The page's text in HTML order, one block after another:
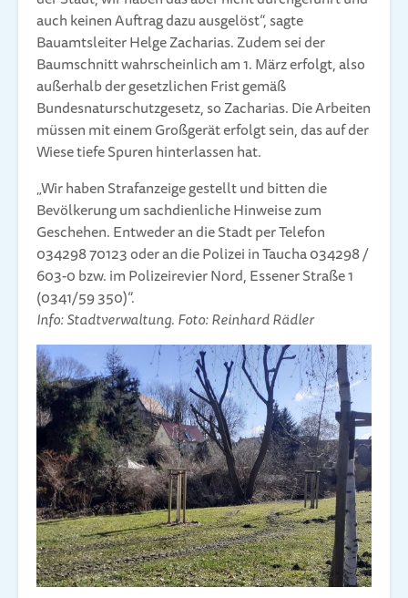
auch keinen Auftrag dazu ausgelöst“, sagte
Bauamtsleiter Helge Zacharias. Zudem sei der
Baumschnitt wahrscheinlich am 1. März erfolgt, also
außerhalb der gesetzlichen Frist gemäß
Bundesnaturschutzgesetz, so Zacharias. Die Arbeiten
müssen mit einem Großgerät erfolgt sein, das auf der
Wiese tiefe Spuren hinterlassen hat.
„Wir haben Strafanzeige gestellt und bitten die
Bevölkerung um sachdienliche Hinweise zum
Geschehen. Entweder an die Stadt per Telefon
034298 70123 oder an die Polizei in Taucha 034298 /
603-0 bzw. im Polizeirevier Nord, Essener Straße 1
(0341/59 350)“.
Info: Stadtverwaltung. Foto: Reinhard Rädler